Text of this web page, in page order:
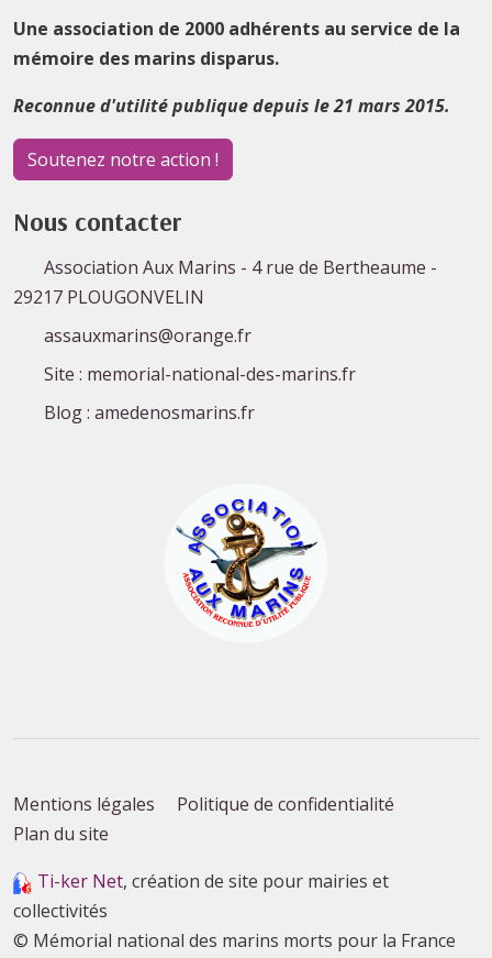
Une association de 2000 adhérents au service de la
mémoire des marins disparus.
Reconnue d'utilité publique depuis le 21 mars 2015.
Soutenez notre action !
Nous contacter
Association Aux Marins - 4 rue de Bertheaume -
29217 PLOUGONVELIN
assauxmarins@orange.fr
Site : memorial-national-des-marins.fr
Blog : amedenosmarins.fr
Mentions légales
Politique de confidentialité
Plan du site
Ti-ker Net, création de site pour mairies et
collectivités
© Mémorial national des marins morts pour la France